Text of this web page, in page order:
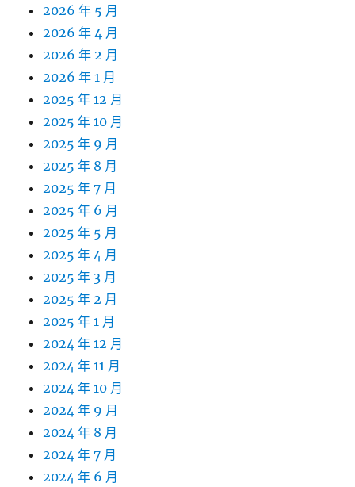
2026 年 5 月
2026 年 4 月
2026 年 2 月
2026 年 1 月
2025 年 12 月
2025 年 10 月
2025 年 9 月
2025 年 8 月
2025 年 7 月
2025 年 6 月
2025 年 5 月
2025 年 4 月
2025 年 3 月
2025 年 2 月
2025 年 1 月
2024 年 12 月
2024 年 11 月
2024 年 10 月
2024 年 9 月
2024 年 8 月
2024 年 7 月
2024 年 6 月